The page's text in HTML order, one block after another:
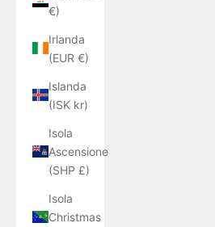
€)
Irlanda
(EUR €)
Islanda
(ISK kr)
Isola
Ascensione
(SHP £)
Isola
Christmas